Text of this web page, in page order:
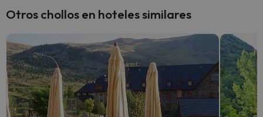
Otros chollos en hoteles similares